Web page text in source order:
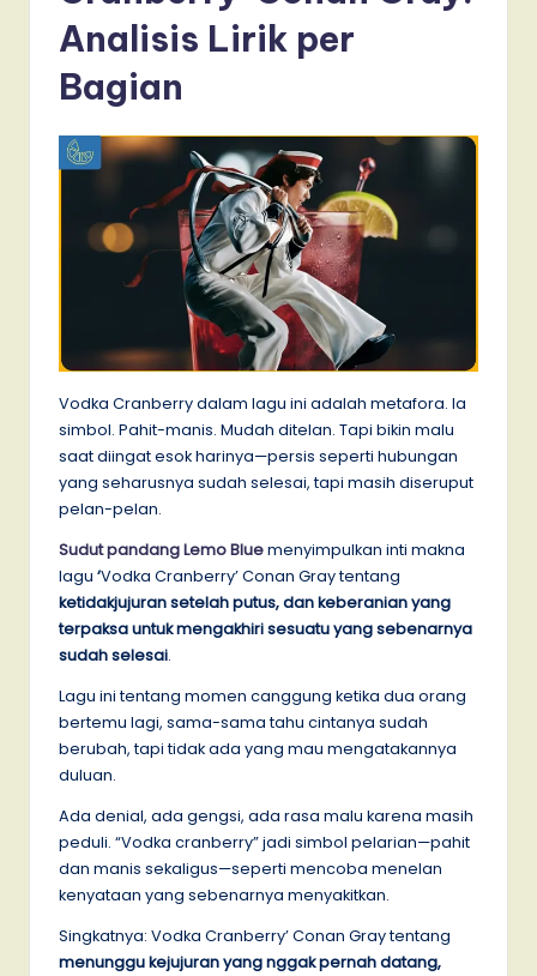
Analisis Lirik per
Bagian
Vodka Cranberry dalam lagu ini adalah metafora. Ia
simbol. Pahit-manis. Mudah ditelan. Tapi bikin malu
saat diingat esok harinya—persis seperti hubungan
yang seharusnya sudah selesai, tapi masih diseruput
pelan-pelan.
Sudut pandang Lemo Bluemenyimpulkan inti makna
lagu ‘Vodka Cranberry’ Conan Gray tentang
ketidakjujuran setelah putus, dan keberanian yang
terpaksa untuk mengakhiri sesuatu yang sebenarnya
sudah selesai.
Lagu ini tentang momen canggung ketika dua orang
bertemu lagi, sama-sama tahu cintanya sudah
berubah, tapi tidak ada yang mau mengatakannya
duluan.
Ada denial, ada gengsi, ada rasa malu karena masih
peduli. “Vodka cranberry” jadi simbol pelarian—pahit
dan manis sekaligus—seperti mencoba menelan
kenyataan yang sebenarnya menyakitkan.
Singkatnya: Vodka Cranberry’ Conan Gray tentang
menunggu kejujuran yang nggak pernah datang,